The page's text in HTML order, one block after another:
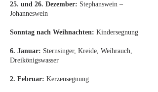
25. und 26. Dezember: Stephanswein –
Johanneswein
Sonntag nach Weihnachten: Kindersegnung
6. Januar: Sternsinger, Kreide, Weihrauch,
Dreikönigswasser
2. Februar: Kerzensegnung